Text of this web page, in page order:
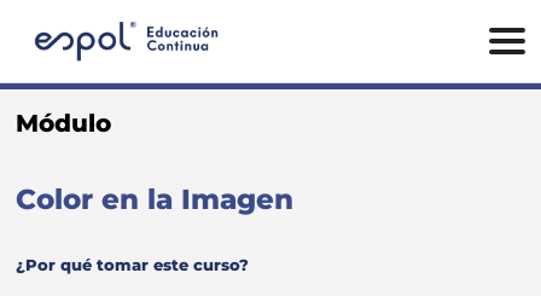
Módulo
Color en la Imagen
¿Por qué tomar este curso?